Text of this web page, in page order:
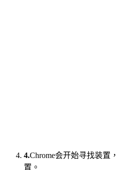
4.Chrome会开始寻找装置
置。